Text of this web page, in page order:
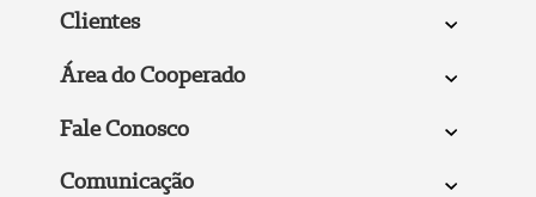
Clientes
Área do Cooperado
Fale Conosco
Comunicação